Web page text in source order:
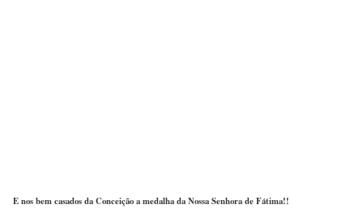
E nos bem casados da Conceição a medalha da Nossa Senhora de Fátima!!